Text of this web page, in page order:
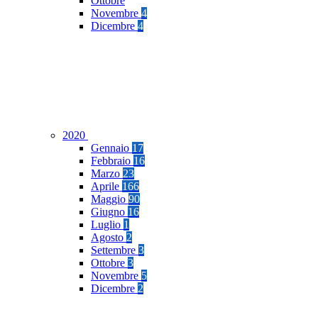
Novembre 4
Dicembre 4
2020
Gennaio 17
Febbraio 16
Marzo 23
Aprile 166
Maggio 90
Giugno 16
Luglio 1
Agosto 2
Settembre 3
Ottobre 3
Novembre 5
Dicembre 2